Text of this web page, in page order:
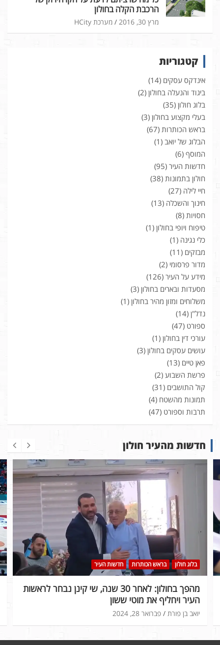
הרכבת הקלה בחולון
מרץ 30, 2016 מערכת HCity
קטגוריות
אינדקס עסקים (14)
ביגוד והנעלה בחולון (2)
בלוג חולון (35)
בעלי מקצוע בחולון (3)
בראש הכותרות (67)
הבלוג של יואב (1)
המוסף (6)
חדשות העיר (95)
חולון בתמונות (38)
חיי לילה (27)
חינוך והשכלה (13)
חסויות (8)
טיפוח ויופי בחולון (1)
כלי נגינה (1)
מבזקים (11)
מדור פרסומי (2)
מידע על העיר (126)
מסעדות ובארים בחולון (3)
משלוחים ומזון מהיר בחולון (1)
נדל"ן (14)
ספורט (47)
עורכי דין בחולון (1)
עושים עסקים בחולון (3)
פאן טיים (13)
פרשת השבוע (2)
קול התושבים (31)
תמונות מהשטח (4)
תרבות וספורט (47)
חדשות מהעיר חולון
בלוג חולון בראש הכותרות חדשות העיר
מהפך בחולון: לאחר 30 שנה, שי קינן נבחר לראשות
העיר ויחליף את מוטי ששון
פברואר 28, 2024 יואב בן פורת